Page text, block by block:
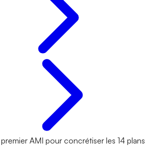
AMI pour concrétiser les 14 plans